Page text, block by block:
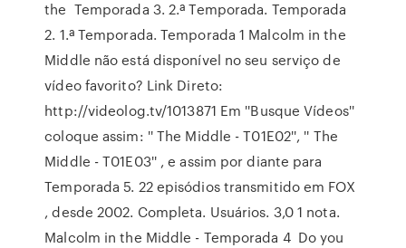
the Temporada 3. 2.ª Temporada. Temporada
2. 1.ª Temporada. Temporada 1 Malcolm in the
Middle não está disponível no seu serviço de
vídeo favorito? Link Direto:
http://videolog.tv/1013871 Em ''Busque Vídeos''
coloque assim: '' The Middle - T01E02'', '' The
Middle - T01E03'' , e assim por diante para
Temporada 5. 22 episódios transmitido em FOX
, desde 2002. Completa. Usuários. 3,0 1 nota.
Malcolm in the Middle - Temporada 4 Do you